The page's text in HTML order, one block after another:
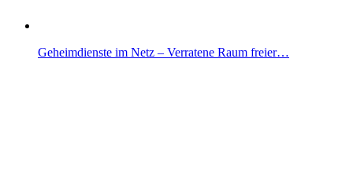
Geheimdienste im Netz – Verratene Raum freier…